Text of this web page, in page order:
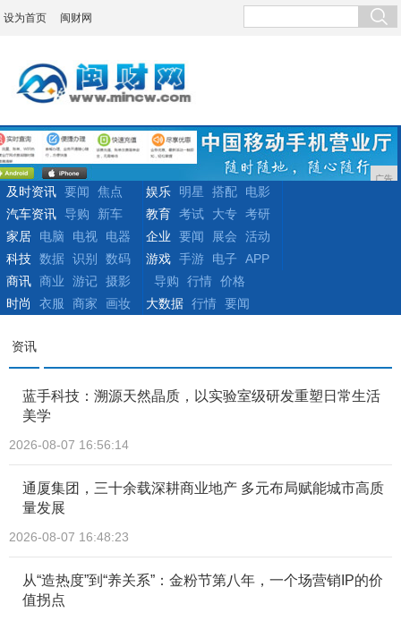
设为首页 闽财网
广告
及时资讯 要闻
焦点
汽车资讯 导购 新车
娱乐 明星 搭配
电影
教育 考试 大专 考研
家居
电脑 电视
电器
科技 数据 识别 数码
企业 要闻 展会
活动
游戏 手游 电子
APP
商讯 商业 游记 摄影
时尚
衣服 商家 画妆
导购 行情 价格
大数据 行情 要闻
资讯
蓝手科技：溯源天然晶质，以实验室级研发重塑日常生活
美学
2026-08-07 16:56:14
通厦集团，三十余载深耕商业地产 多元布局赋能城市高质
量发展
2026-08-07 16:48:23
从“造热度”到“养关系”：金粉节第八年，一个场营销IP的价
值拐点